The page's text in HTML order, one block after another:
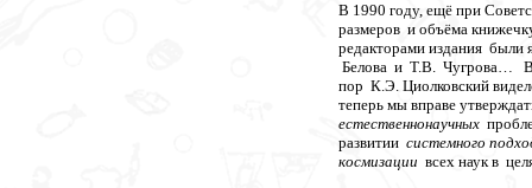
В 1990 году, ещё при
размеров и объёма
редакторами издания были
Белова и Т.В. Чугрова… В
пор К.Э. Циолковский
теперь мы вправе
естественнонаучных
развитии системного
космизации всех наук в